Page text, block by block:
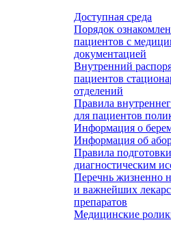
Доступная среда
Порядок
пациентов с
документацией
Внутренний
пациентов
отделений
Правила
для пациентов
Информация о
Информация об
Правила
диагностическим
Перечнь жизненно
и важнейших
препаратов
Медицинские